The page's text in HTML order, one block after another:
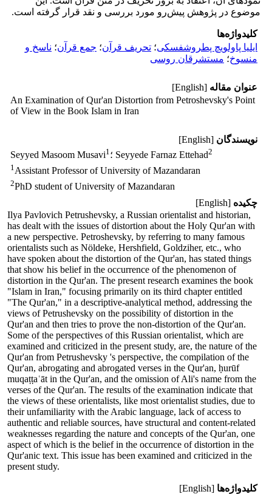
موضوع در پژوهش پیش‌رو مورد بررسی و نقد قرار گرفته است.
کلیدواژه‌ها
ایلیا پاولویچ پطروشفسکی؛ تحریف قرآن؛ جمع قرآن؛ ناسخ و
منسوخ؛ مستشرقان روسی
عنوان مقاله [English]
An Examination of Qur'an Distortion from Petroshevsky's Point
of View in the Book Islam in Iran
نویسندگان [English]
Seyyed Masoom Musavi1 ؛ Seyyede Farnaz Ettehad2
1 Assistant Professor of University of Mazandaran
2PhD student of University of Mazandaran
چکیده [English]
Ilya Pavlovich Petrushevsky, a Russian orientalist and historian,
has dealt with the issues of distortion about the Holy Qur'an with
a new perspective. Petroshevsky, by referring to many famous
orientalists such as Nöldeke, Hershfield, Goldziher, etc., who
have spoken about the distortion of the Qur'an, has stated things
that show his belief in the occurrence of the phenomenon of
distortion in the Qur'an. The present research examines the book
"Islam in Iran," focusing primarily on its third chapter entitled
"The Qur'an," in a descriptive-analytical method, addressing the
views of Petrushevsky on the possibility of distortion in the
Qur'an and then tries to prove the non-distortion of the Qur'an.
Some of the perspectives of this Russian orientalist, which are
examined and criticized in the present study, are, the nature of the
Qur'an from Petrushevsky 's perspective, the compilation of the
Qur'an, abrogating and abrogated verses in the Qur'an, ḥurūf
muqaṭṭaʿāt in the Qur'an, and the omission of Ali's name from the
verses of the Qur'an. The results of the examination indicate that
the views of these orientalists, like most orientalist studies, due to
their unfamiliarity with the Arabic language, lack of access to
authentic and reliable sources, have structural and content-related
weaknesses regarding the nature and concepts of the Qur'an, one
aspect of which is the belief in the occurrence of distortion in the
Qur'anic text. This issue has been examined and criticized in the
present study.
کلیدواژه‌ها [English]